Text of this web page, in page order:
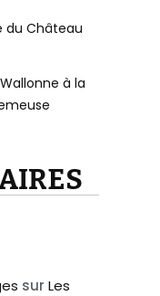
du Château
à la
sur Les